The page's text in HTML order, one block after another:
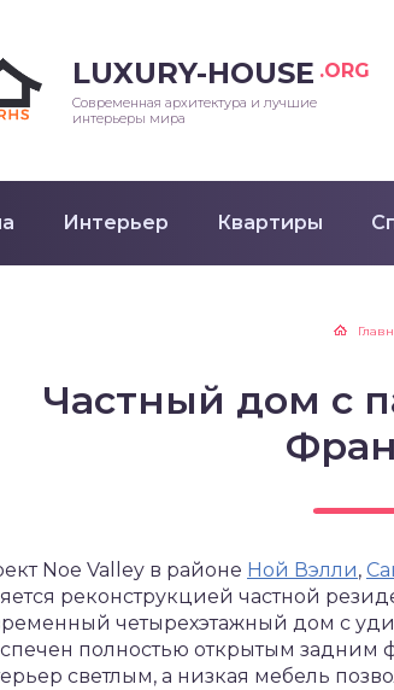
LUXURY-HOUSE .ORG
Современная архитектура и лучшие
интерьеры мира
Интерьер Квартиры
Частный дом с
Noe Valley в районе Ной Вэлли,
реконструкцией частной
четырехэтажный дом с
полностью открытым
светлым, а низкая мебель